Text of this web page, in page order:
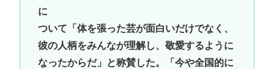
に
ついて「体を張った芸が面白いだけでなく、
彼の人柄をみんなが理解し、敬愛するように
なったからだ」と称賛した。「今や全国的に